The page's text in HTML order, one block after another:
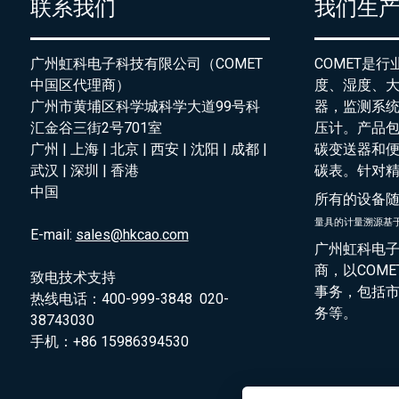
联系我们
广州虹科电子科技有限公司（COMET
中国区代理商）
广州市黄埔区科学城科学大道99号科
汇金谷三街2号701室
广州 | 上海 | 北京 | 西安 | 沈阳 | 成都 |
武汉 | 深圳 | 香港
中国
E-mail: sales@hkcao.com
致电技术支持
热线电话：400-999-3848 020-
38743030
手机：+86 15986394530
我们生产
COMET是行
度、湿度、
器，监测系
压计。产品
碳变送器和
碳表。针对
所有的设备
量具的计量溯源基
广州虹科电
商，以
事务，包括
务等。